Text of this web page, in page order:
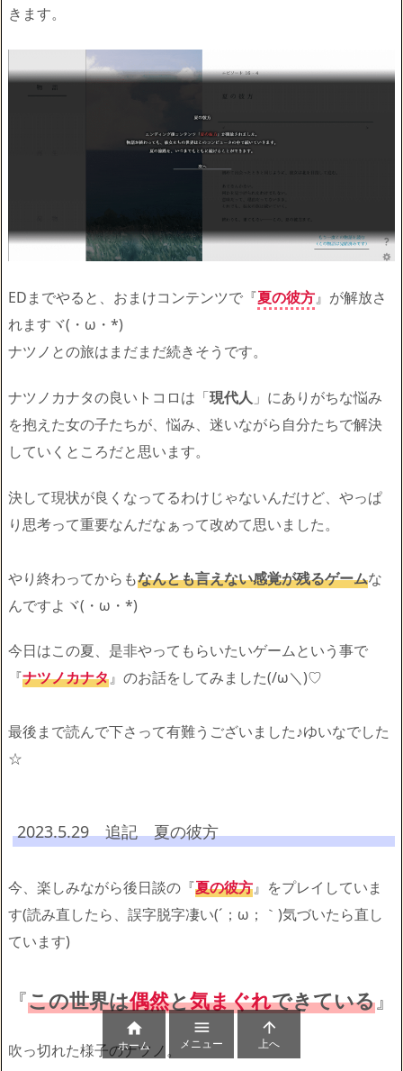
きます。
EDまでやると、おまけコンテンツで『夏の彼方』が解放さ
れますヾ(・ω・*)
ナツノとの旅はまだまだ続きそうです。
ナツノカナタの良いトコロは「現代人 」にありがちな悩み
を抱えた女の子たちが、悩み、迷いながら自分たちで解決
していくところだと思います。
決して現状が良くなってるわけじゃないんだけど、やっぱ
り思考って重要なんだなぁって改めて思いました。
やり終わってからもなんとも言えない感覚が残るゲームな
んですよヾ(・ω・*)
今日はこの夏、是非やってもらいたいゲームという事で
『ナツノカナタ』のお話をしてみました(/ω＼)♡
最後まで読んで下さって有難うございました♪ゆいなでした
☆
2023.5.29 追記 夏の彼方
今、楽しみながら後日談の『夏の彼方』をプレイしていま
す(読み直したら、誤字脱字凄い(´；ω；｀)気づいたら直し
ています)
『この世界は偶然と気まぐれできている 』
吹っ切れた様子のナツノ。

ホーム

メニュー

上へ